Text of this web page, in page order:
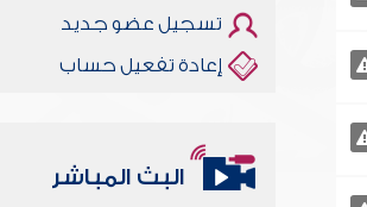
تسجيل عضو جديد
إعادة تفعيل حساب
البث المباشر